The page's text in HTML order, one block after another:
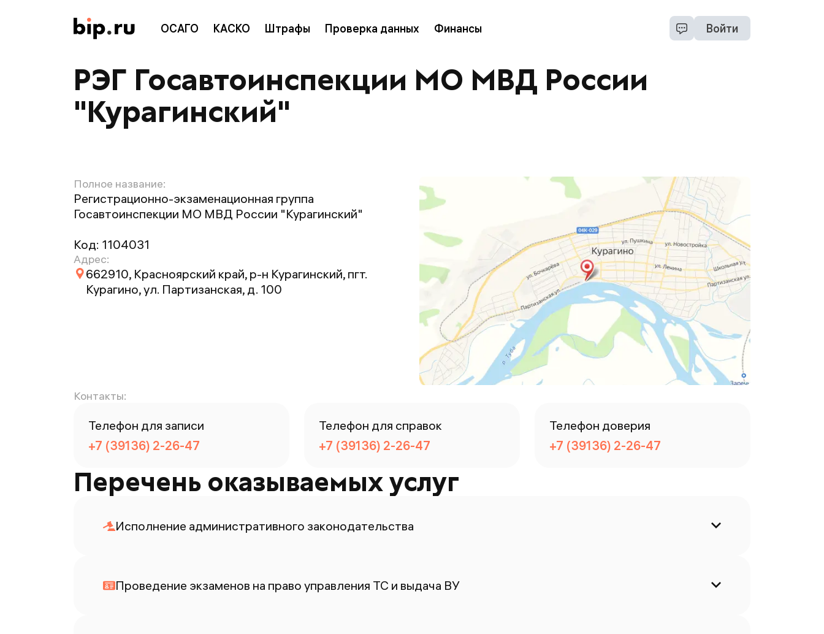
ОСАГО КАСКО Штрафы Проверка данных Финансы Войти
РЭГ Госавтоинспекции МО МВД России
"Курагинский"
Полное название:
Регистрационно-экзаменационная группа
Госавтоинспекции МО МВД России "Курагинский"
Код: 1104031
Адрес:
662910, Красноярский край, р-н Курагинский, пгт.
Курагино, ул. Партизанская, д. 100
Контакты:
Телефон для записи
+7 (39136) 2-26-47
Телефон для справок
+7 (39136) 2-26-47
Телефон доверия
+7 (39136) 2-26-47
Перечень оказываемых услуг
Исполнение административного законодательства
Проведение экзаменов на право управления ТС и выдача ВУ